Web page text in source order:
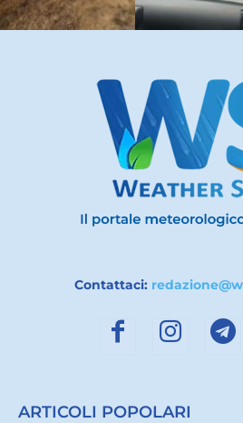
Contattaci:
ARTICOLI POPOLARI